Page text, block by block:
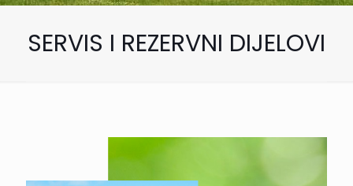
SERVIS I REZERVNI DIJELOVI